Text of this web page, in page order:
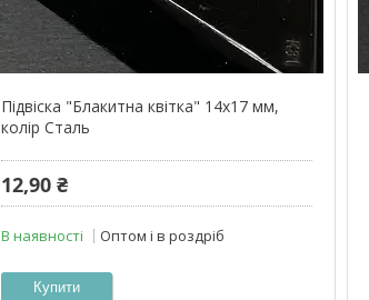
Підвіска "Блакитна квітка" 14х17 мм,
колір Сталь
12,90 ₴
В наявності Оптом і в роздріб
Купити